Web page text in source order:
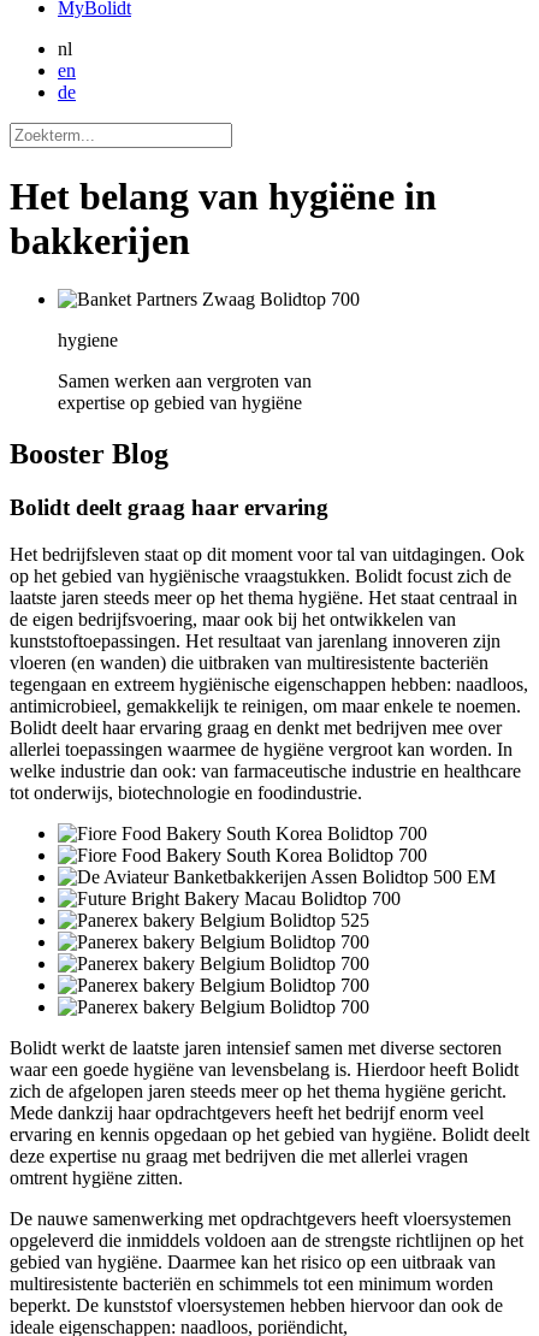
MyBolidt
nl
en
de
Het belang van hygiëne in
bakkerijen
hygiene
Samen werken aan vergroten van
expertise op gebied van hygiëne
Booster Blog
Bolidt deelt graag haar ervaring
Het bedrijfsleven staat op dit moment voor tal van uitdagingen. Ook
op het gebied van hygiënische vraagstukken. Bolidt focust zich de
laatste jaren steeds meer op het thema hygiëne. Het staat centraal in
de eigen bedrijfsvoering, maar ook bij het ontwikkelen van
kunststoftoepassingen. Het resultaat van jarenlang innoveren zijn
vloeren (en wanden) die uitbraken van multiresistente bacteriën
tegengaan en extreem hygiënische eigenschappen hebben: naadloos,
antimicrobieel, gemakkelijk te reinigen, om maar enkele te noemen.
Bolidt deelt haar ervaring graag en denkt met bedrijven mee over
allerlei toepassingen waarmee de hygiëne vergroot kan worden. In
welke industrie dan ook: van farmaceutische industrie en healthcare
tot onderwijs, biotechnologie en foodindustrie.
Bolidt werkt de laatste jaren intensief samen met diverse sectoren
waar een goede hygiëne van levensbelang is. Hierdoor heeft Bolidt
zich de afgelopen jaren steeds meer op het thema hygiëne gericht.
Mede dankzij haar opdrachtgevers heeft het bedrijf enorm veel
ervaring en kennis opgedaan op het gebied van hygiëne. Bolidt deelt
deze expertise nu graag met bedrijven die met allerlei vragen
omtrent hygiëne zitten.
De nauwe samenwerking met opdrachtgevers heeft vloersystemen
opgeleverd die inmiddels voldoen aan de strengste richtlijnen op het
gebied van hygiëne. Daarmee kan het risico op een uitbraak van
multiresistente bacteriën en schimmels tot een minimum worden
beperkt. De kunststof vloersystemen hebben hiervoor dan ook de
ideale eigenschappen: naadloos, poriëndicht,